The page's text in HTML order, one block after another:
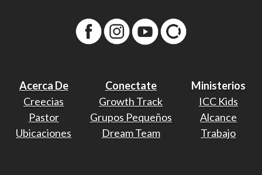
Acerca De
Creecias
Pastor
Ubicaciones
Conectate
Growth Track
Grupos Pequeños
Dream Team
Ministerios
ICC Kids
Alcance
Trabajo